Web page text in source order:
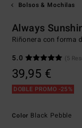
Bolsos & Mochilas
Always
Riñonera con forma
5.0
(5
39,95 €
DOBLE PROMO -25%
Color Black Pebble